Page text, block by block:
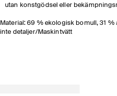
utan konstgödsel eller
Material: 69 % ekologisk bomull, 31
inte detaljer/Maskintvätt